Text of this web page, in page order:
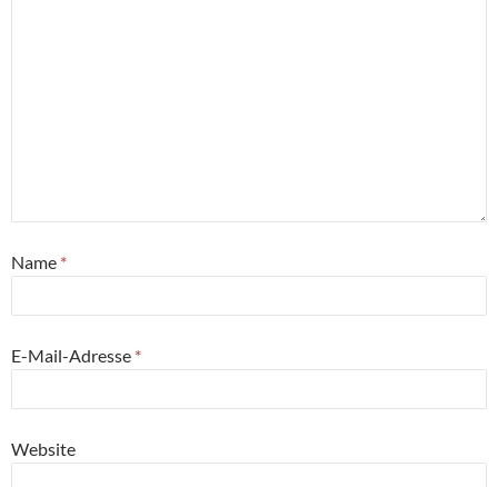
Name *
E-Mail-Adresse *
Website